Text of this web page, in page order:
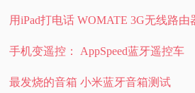
用iPad打电话 WOMATE 3G无线路由
手机变遥控： AppSpeed蓝牙遥控车
最发烧的音箱 小米蓝牙音箱测试